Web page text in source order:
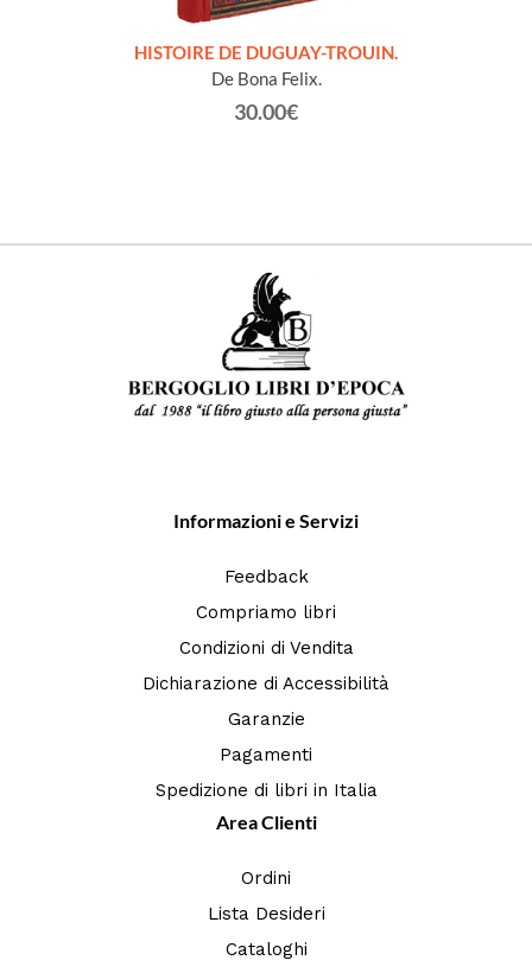
HISTOIRE DE DUGUAY-TROUIN.
De Bona Felix.
30.00€
Informazioni e Servizi
Feedback
Compriamo libri
Condizioni di Vendita
Dichiarazione di Accessibilità
Garanzie
Pagamenti
Spedizione di libri in Italia
Area Clienti
Ordini
Lista Desideri
Cataloghi